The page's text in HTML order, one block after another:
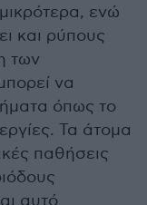
ενώ
και ρύπους
των
να
όπως το
Τα άτομα
παθήσεις
αυτό